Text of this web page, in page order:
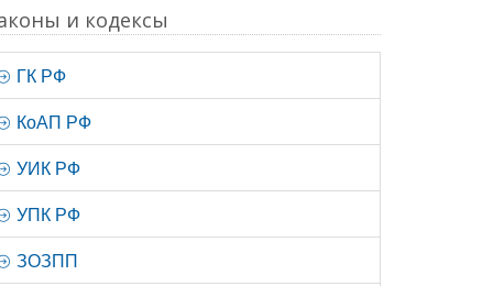
и кодексы
ГК РФ
КоАП РФ
УИК РФ
УПК РФ
ЗОЗПП